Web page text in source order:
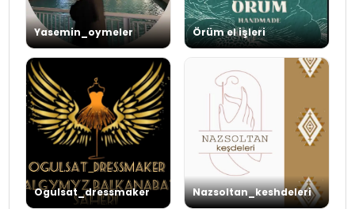
Yasemin_oymeler Örüm el işleri
Ogulsat_dressmaker Nazsoltan_keshdeleri